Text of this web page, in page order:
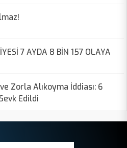
7 AYDA 8 BİN 157 OLAYA
Zorla Alıkoyma İddiası: 6
Edildi